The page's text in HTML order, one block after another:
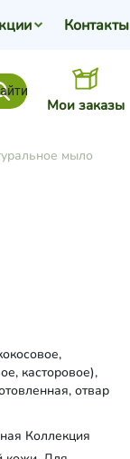
Мои заказы
Контакты
мыло
касторовое),
отвар
масло,
Коллекция